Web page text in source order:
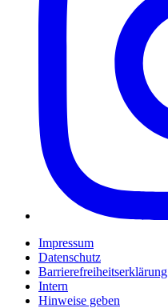
Impressum
Datenschutz
Barrierefreiheitserklärung
Intern
Hinweise geben